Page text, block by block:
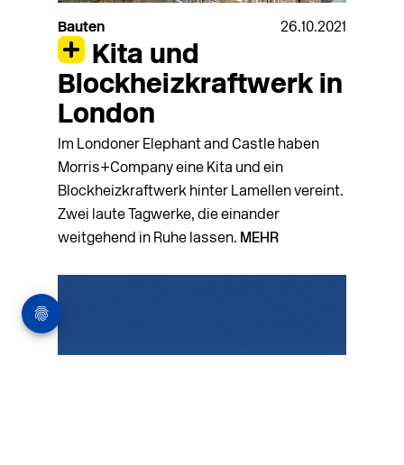
Bauten 26.10.2021
Kita und
Blockheizkraftwerk in
London
Im Londoner Elephant and Castle haben
Morris+Company eine Kita und ein
Blockheizkraftwerk hinter Lamellen vereint.
Zwei laute Tag­werke, die einander
weitgehend in Ruhe lassen. MEHR